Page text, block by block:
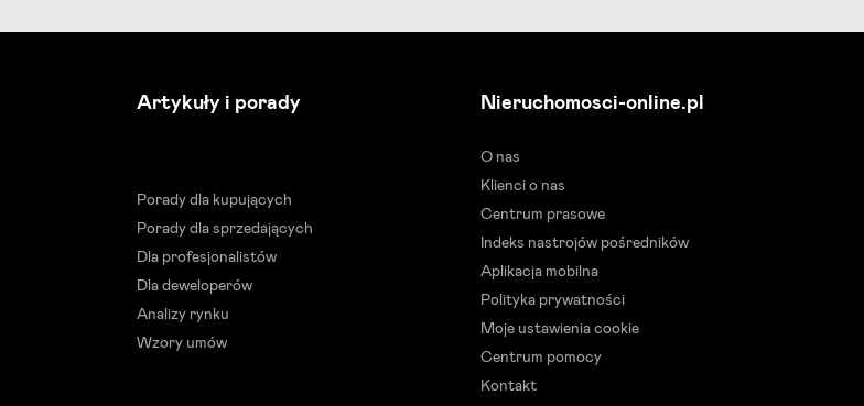
Artykuły i porady
Porady dla kupujących
Porady dla sprzedających
Dla profesjonalistów
Dla deweloperów
Analizy rynku
Wzory umów
Nieruchomosci-online.pl
O nas
Klienci o nas
Centrum prasowe
Indeks nastrojów pośredników
Aplikacja mobilna
Polityka prywatności
Moje ustawienia cookie
Centrum pomocy
Kontakt